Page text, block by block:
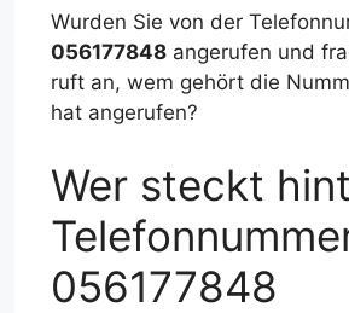
Wurden Sie von der
056177848 angerufen und
ruft an, wem gehört die
hat angerufen?
Wer steckt
056177848